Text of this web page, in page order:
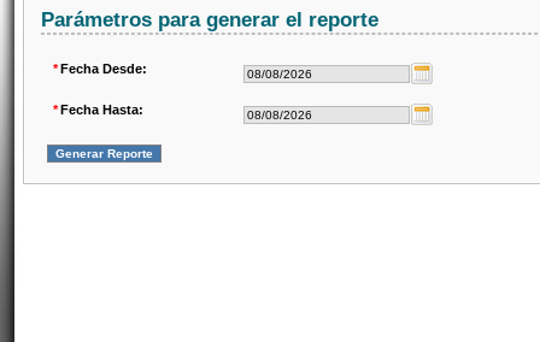
Parámetros para generar el reporte
*Fecha Desde:
*Fecha Hasta: